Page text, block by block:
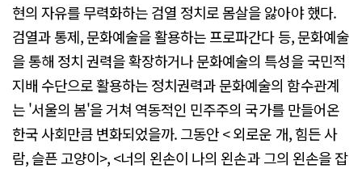
현의 자유를 무력화하는 검열 정치로 몸살을 앓아야 했다.
검열과 통제, 문화예술을 활용하는 프로파간다 등, 문화예술
을 통해 정치 권력을 확장하거나 문화예술의 특성을 국민적
지배 수단으로 활용하는 정치권력과 문화예술의 함수관계
는 '서울의 봄'을 거쳐 역동적인 민주주의 국가를 만들어온
한국 사회만큼 변화되었을까. 그동안 < 외로운 개, 힘든 사
람, 슬픈 고양이>, <너의 왼손이 나의 왼손과 그의 왼손을 잡